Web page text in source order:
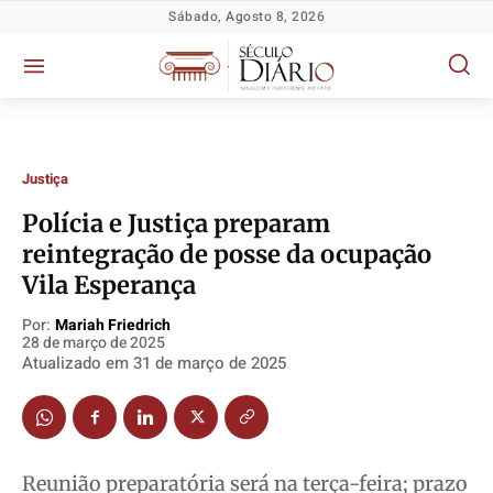
Política
Socioeconômicas
TV Século
Justiça
Política
Socioeconômicas
TV Século
Justiça
Política
Socioeconômicas
TV Século
Justiça
Política
Socioeconômicas
TV Século
Justiça
Sábado, Agosto 8, 2026
Justiça
Polícia e Justiça preparam
reintegração de posse da ocupação
Vila Esperança
Por: Mariah Friedrich
28 de março de 2025
Atualizado em 31 de março de 2025
Reunião preparatória será na terça-feira; prazo